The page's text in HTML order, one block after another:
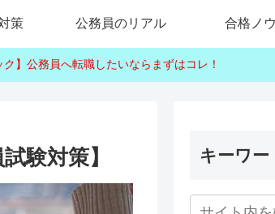
策 公務員のリアル 合格ノ
ク】公務員へ転職したいならまずはコレ！
験対策】 キーワー